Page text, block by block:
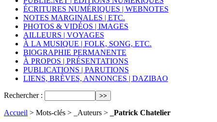
ÉCRITURES NUMÉRIQUES | WEBNOTES
NOTES MARGINALES | ETC.
PHOTOS & VIDÉOS | IMAGES
AILLEURS | VOYAGES
À LA MUSIQUE | FOLK, SONG, ETC.
BIOGRAPHIE PERMANENTE
À PROPOS | PRÉSENTATIONS
PUBLICATIONS | PARUTIONS
LIENS, BRÈVES, ANNONCES | DAZIBAO
Rechercher :
Accueil > Mots-clés > _Auteurs > _Patrick Chatelier